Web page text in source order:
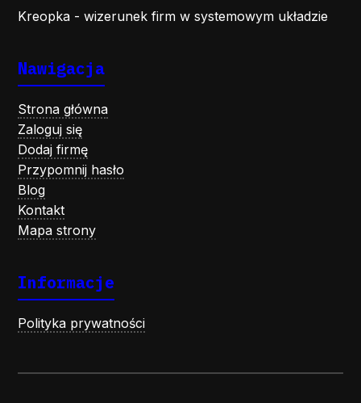
Kreopka - wizerunek firm w systemowym układzie
Nawigacja
Strona główna
Zaloguj się
Dodaj firmę
Przypomnij hasło
Blog
Kontakt
Mapa strony
Informacje
Polityka prywatności